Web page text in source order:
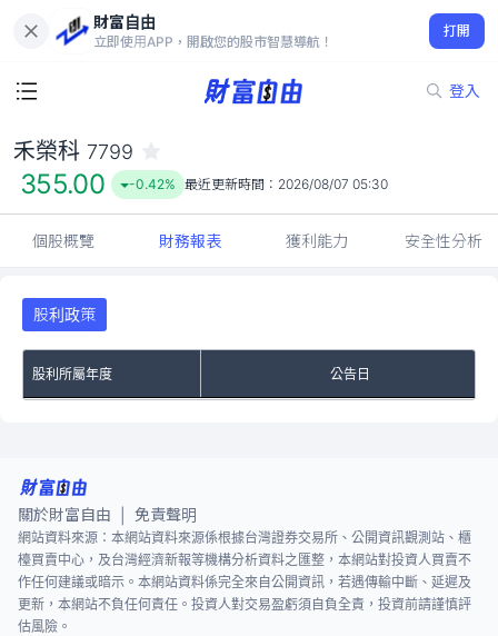
財富自由
立即使用APP，開啟您的股市智慧導航！
打開
登入
355.00
-0.42%
禾榮科 7799
355.00 -0.42% 最近更新時間： 2026/08/07 05:30
個股概覽 財務報表 獲利能力 安全性分析
股利政策
股利所屬年度 公告日
關於財富自由 免責聲明
網站資料來源：本網站資料來源係根據台灣證券交易所、公開資訊觀測站、櫃
檯買賣中心，及台灣經濟新報等機構分析資料之匯整，本網站對投資人買賣不
作任何建議或暗示。本網站資料係完全來自公開資訊，若遇傳輸中斷、延遲及
更新，本網站不負任何責任。投資人對交易盈虧須自負全責，投資前請謹慎評
估風險。